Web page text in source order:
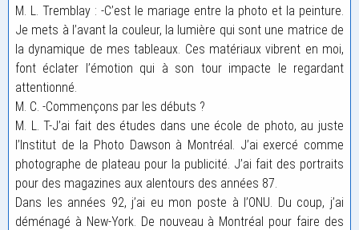
M. L. Tremblay : -C’est le mariage entre la photo et la peinture.
Je mets à l’avant la couleur, la lumière qui sont une matrice de
la dynamique de mes tableaux. Ces matériaux vibrent en moi,
font éclater l’émotion qui à son tour impacte le regardant
attentionné.
M. C. -Commençons par les débuts ?
M. L. T-J’ai fait des études dans une école de photo, au juste
l’Institut de la Photo Dawson à Montréal. J’ai exercé comme
photographe de plateau pour la publicité. J’ai fait des portraits
pour des magazines aux alentours des années 87.
Dans les années 92, j’ai eu mon poste à l’ONU. Du coup, j’ai
déménagé à New-York. De nouveau à Montréal pour faire des